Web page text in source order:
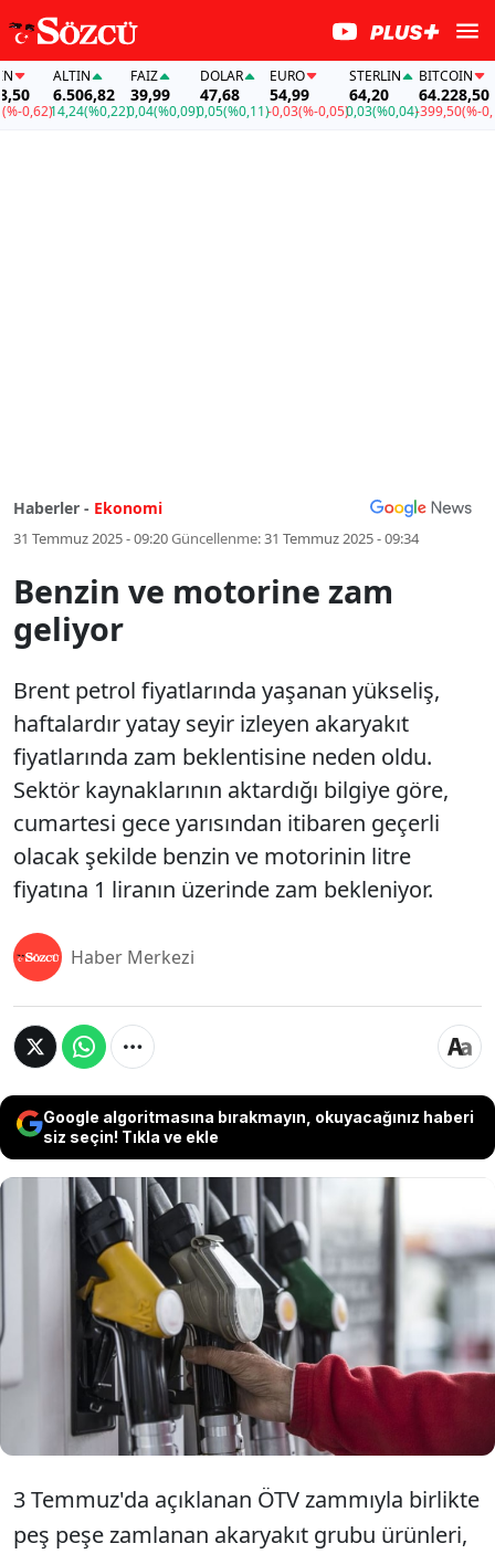
ALTIN
6.506,82
14,24(%0,22)
FAİZ
39,99
0,04(%0,09)
DOLAR
47,68
0,05(%0,11)
EURO
54,99
-0,03(%-0,05)
STERLIN
64,20
0,03(%0,04)
BITCOIN
64.228,50
-399,50(%-0,62)
Haberler - Ekonomi
31 Temmuz 2025 - 09:20Güncellenme:31 Temmuz 2025 - 09:34
Benzin ve motorine zam
geliyor
Brent petrol fiyatlarında yaşanan yükseliş,
haftalardır yatay seyir izleyen akaryakıt
fiyatlarında zam beklentisine neden oldu.
Sektör kaynaklarının aktardığı bilgiye göre,
cumartesi gece yarısından itibaren geçerli
olacak şekilde benzin ve motorinin litre
fiyatına 1 liranın üzerinde zam bekleniyor.
Haber Merkezi
Google algoritmasına bırakmayın, okuyacağınız haberi
siz seçin! Tıkla ve ekle
Brent petrol fiyatlarında yaşanan yükseliş,
haftalardır yatay seyir izleyen akaryakıt
fiyatlarında zam beklentisine neden oldu. Sektör
kaynaklarının aktardığı bilgiye göre, cumartesi
gece yarısından itibaren geçerli olacak şekilde
benzin ve motorinin litre fiyatına 1 liranın
üzerinde zam bekleniyor.
3 Temmuz'da açıklanan ÖTV zammıyla birlikte
peş peşe zamlanan akaryakıt grubu ürünleri,